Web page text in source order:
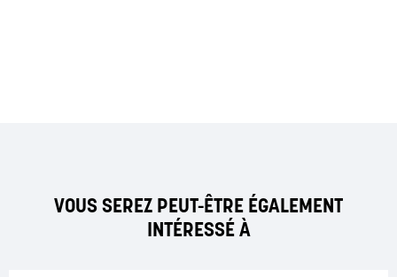
VOUS SEREZ PEUT-ÊTRE ÉGALEMENT
INTÉRESSÉ À